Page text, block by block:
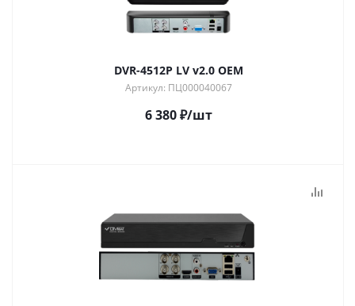
DVR-4512P LV v2.0 OEM
Артикул: ПЦ000040067
6 380₽/шт